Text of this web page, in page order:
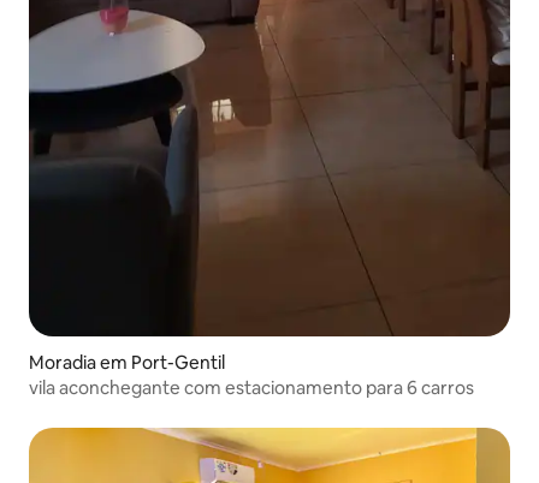
Moradia em Port-Gentil
vila aconchegante com estacionamento para 6 carros